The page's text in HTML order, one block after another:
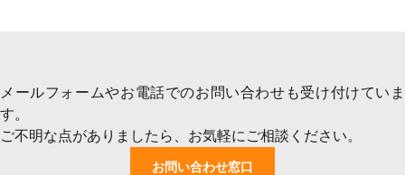
メールフォームやお電話でのお問い合わせも受け付けていま
す。
ご不明な点がありましたら、お気軽にご相談ください。
お問い合わせ窓口